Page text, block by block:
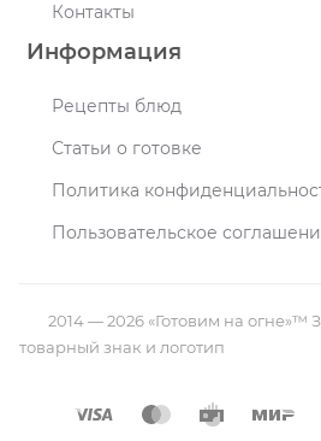
Контакты
Информация
Рецепты блюд
Статьи о готовке
Политика
Пользовательское
2014 — 2026 «Готовим на огне»™
товарный знак и логотип